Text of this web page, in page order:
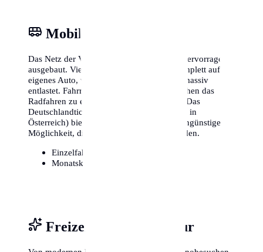
Mobilität & ÖPNV
Das Netz der Verkehrsbetriebe in Köln ist hervorragend
ausgebaut. Viele Einwohner verzichten komplett auf ein
eigenes Auto, was das monatliche Budget massiv
entlastet. Fahrradwege sind sicher und machen das
Radfahren zu einer attraktiven Alternative. Das
Deutschlandticket (oder lokale Äquivalente in
Österreich) bietet zudem eine extrem kostengünstige
Möglichkeit, die gesamte Region zu erkunden.
Einzelfahrschein:
Monatskarte / Abo:
Freizeit, Sport & Kultur